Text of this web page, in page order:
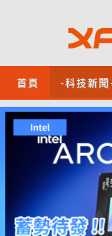
首頁 -科技新聞